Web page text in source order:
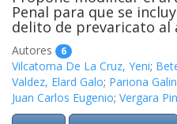
Penal para que se
delito de prevaricato
Autores 6
Vilcatoma De La Cruz, Yeni;
Valdez, Elard Galo; Pariona
Juan Carlos Eugenio; Vergara